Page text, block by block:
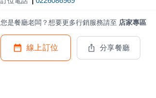
您是餐廳老闆？想要更多行銷服務請至 店家專區
線上訂位 分享餐廳